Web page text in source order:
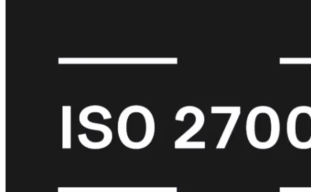
EliteFortiCare
FortiCare
RMA